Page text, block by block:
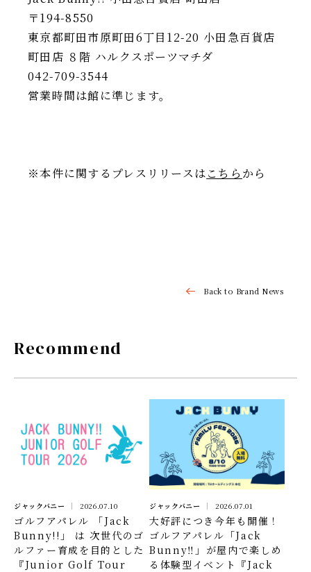
〒194-8550
東京都町田市原町田6丁目12-20 小田急百貨店
町田店 ８階 ハルクスポーツマチダ
042-709-3544
営業時間は館に準じます。
※本件に関するプレスリリースはこちら から
Back to Brand News
Recommend
ジャックバニー 2026.07.10
ゴルフアパレル 「Jack
Bunny!!」 は 次世代のゴ
ルファー育成を目的とした
『Junior Golf Tour
ジャックバニー 2026.07.01
大好評につき今年も開催！
ゴルフアパレル「Jack
Bunny‼」が屋内で楽しめ
る体験型イベント『Jack